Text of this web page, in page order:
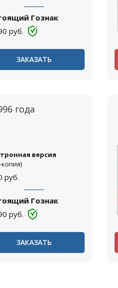
Гознак
руб.
ЗАКАЗАТЬ
года
версия
руб.
Гознак
руб.
ЗАКАЗАТЬ